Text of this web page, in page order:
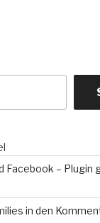
Facebook – Plugin
in den